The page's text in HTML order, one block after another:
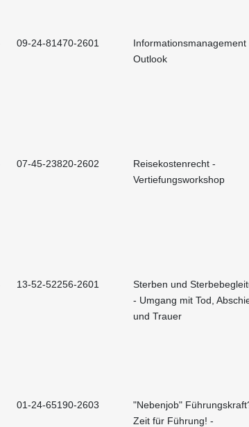
09-24-81470-2601
Informationsmanagement
Outlook
07-45-23820-2602
Reisekostenrecht -
Vertiefungsworkshop
13-52-52256-2601
Sterben und
- Umgang mit Tod,
und Trauer
01-24-65190-2603
"Nebenjob"
Zeit für Führung! -